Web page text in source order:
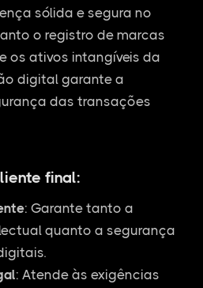
sólida e segura no
o registro de marcas
os ativos intangíveis da
digital garante a
das transações
final:
: Garante tanto a
quanto a segurança
: Atende às exigências